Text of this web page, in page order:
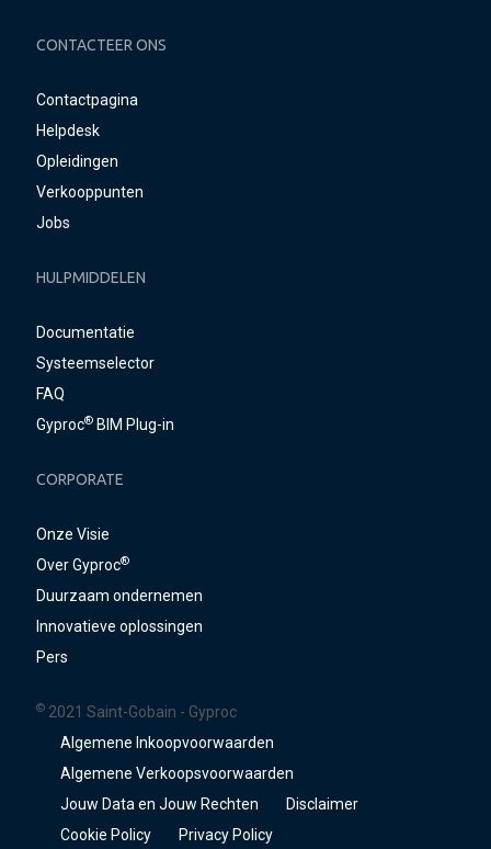
CONTACTEER ONS
Contactpagina
Helpdesk
Opleidingen
Verkooppunten
Jobs
HULPMIDDELEN
Documentatie
Systeemselector
FAQ
Gyproc® BIM Plug-in
CORPORATE
Onze Visie
Over Gyproc®
Duurzaam ondernemen
Innovatieve oplossingen
Pers
© 2021 Saint-Gobain - Gyproc
Algemene Inkoopvoorwaarden
Algemene Verkoopsvoorwaarden
Jouw Data en Jouw Rechten
Disclaimer
Cookie Policy
Privacy Policy